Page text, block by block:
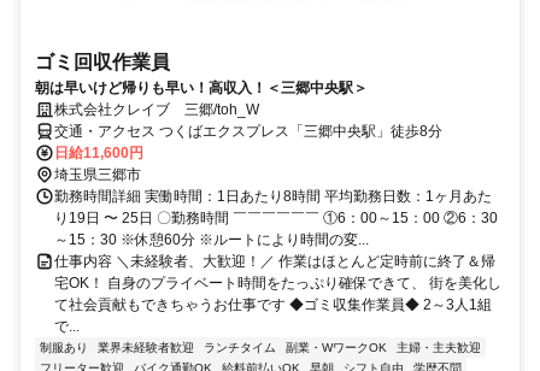
ゴミ回収作業員
朝は早いけど帰りも早い！高収入！＜三郷中央駅＞
株式会社クレイブ 三郷/toh_W
交通・アクセス つくばエクスプレス「三郷中央駅」徒歩8分
日給11,600円
埼玉県三郷市
勤務時間詳細 実働時間：1日あたり8時間 平均勤務日数：1ヶ月あた
り19日 〜 25日 〇勤務時間 ￣￣￣￣￣￣ ①6：00～15：00 ②6：30
～15：30 ※休憩60分 ※ルートにより時間の変...
仕事内容 ＼未経験者、大歓迎！／ 作業はほとんど定時前に終了＆帰
宅OK！ 自身のプライベート時間をたっぷり確保できて、 街を美化し
て社会貢献もできちゃうお仕事です ◆ゴミ収集作業員◆ 2～3人1組
で...
制服あり 業界未経験者歓迎 ランチタイム 副業・WワークOK
主婦・主夫歓迎
フリーター歓迎
バイク通勤OK 給料前払いOK 早朝 シフト自由
学歴不問